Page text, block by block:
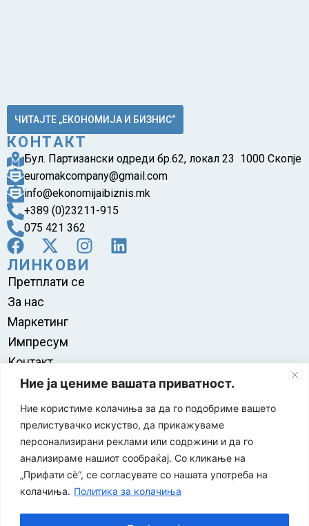
Ние ја цениме вашата приватност.
Ние користиме колачиња за да го подобриме вашето
прелистувачко искуство, да прикажуваме
персонализирани реклами или содржини и да го
анализираме нашиот сообраќај. Со кликање на
„Прифати сè“, се согласувате со нашата употреба на
колачиња. Политика за колачиња
ЧИТАЈТЕ „ЕКОНОМИЈА И БИЗНИС“
КОНТАКТ
Бул. Партизански одреди бр.62, локал 23 1000 Скопје
euromakcompany@gmail.com
info@ekonomijaibiznis.mk
+389 (0)23211-915
075 421 362
ЛИНКОВИ
Претплати се
За нас
Маркетинг
Импресум
Контакт
Правила на користење